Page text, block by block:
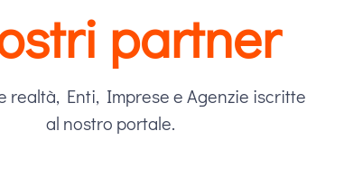
partner
realtà, Enti, Imprese e Agenzie iscritte
al nostro portale.